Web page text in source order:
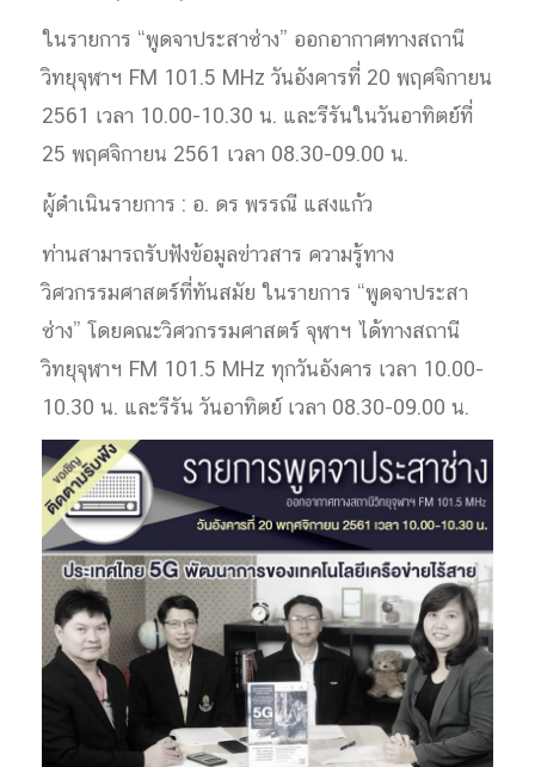
ในรายการ “พูดจาประสาช่าง” ออกอากาศทางสถานี
วิทยุจุฬาฯ FM 101.5 MHz วันอังคารที่ 20 พฤศจิกายน
2561 เวลา 10.00-10.30 น. และรีรันในวันอาทิตย์ที่
25 พฤศจิกายน 2561 เวลา 08.30-09.00 น.
ผู้ดำเนินรายการ : อ. ดร พรรณี แสงแก้ว
ท่านสามารถรับฟังข้อมูลข่าวสาร ความรู้ทาง
วิศวกรรมศาสตร์ที่ทันสมัย ในรายการ “พูดจาประสา
ช่าง” โดยคณะวิศวกรรมศาสตร์ จุฬาฯ ได้ทางสถานี
วิทยุจุฬาฯ FM 101.5 MHz ทุกวันอังคาร เวลา 10.00-
10.30 น. และรีรัน วันอาทิตย์ เวลา 08.30-09.00 น.